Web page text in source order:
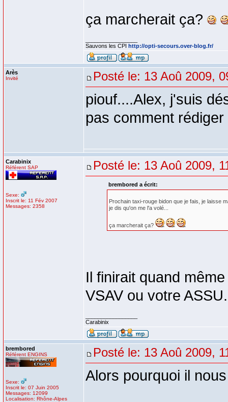
ça marcherait ça?
Sauvons les CPI http://opti-secours.over-blog.fr/
Arès
Invité Posté le: 13 Aoû 2009,
piouf....Alex, j'suis
pas comment
Carabinix
Référent SAP
Sexe:
Inscrit le: 11 Fév 2007
Messages: 2358
Posté le: 13 Aoû 2009,
brembored a écrit:
Prochain taxi-rouge bidon que je fais, je laisse
je dis qu'on me l'a volé...
ça marcherait ça?
Il finirait quand
VSAV ou votre ASSU.
Carabinix
brembored
Référent ENGINS
Sexe:
Inscrit le: 07 Juin 2005
Messages: 12099
Localisation: Rhône-Alpes
Posté le: 13 Aoû 2009,
Alors pourquoi il